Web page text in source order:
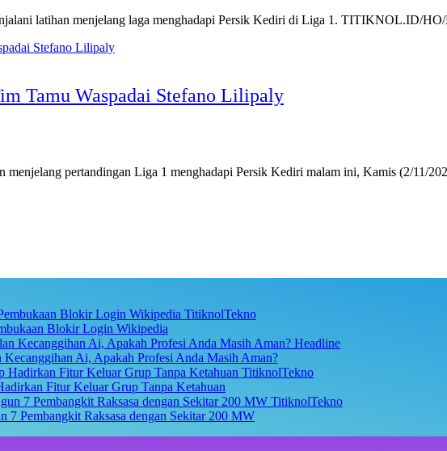
latihan menjelang laga menghadapi Persik Kediri di Liga 1. TITIKNOL.ID/
Tamu Waspadai Stefano Lilipaly
menjelang pertandingan Liga 1 menghadapi Persik Kediri malam ini, Kamis (2/11/
TitiknolTekno
Blokir Login Wikipedia
Headline
Ai, Apakah Profesi Anda Masih Aman?
TitiknolTekno
Fitur Keluar Grup Tanpa Ketahuan
TitiknolTekno
Pembangkit Raksasa dengan Sekitar 200 MW